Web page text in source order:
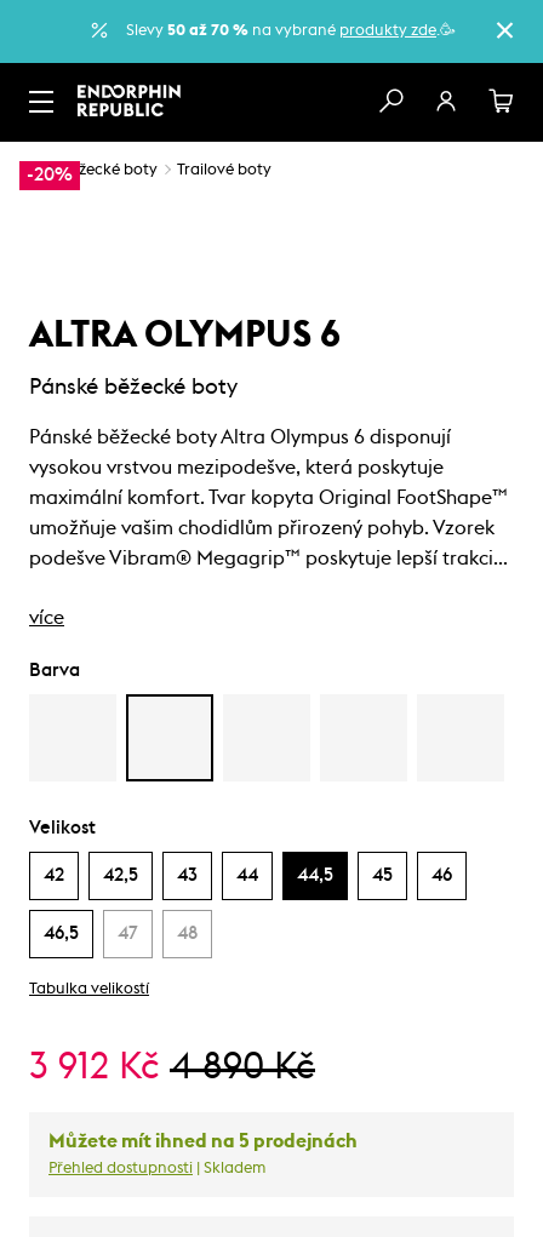
Slevy 50 až 70 % na vybrané produkty zde.🥳
-20%
… Běžecké boty Trailové boty
ALTRA OLYMPUS 6
Pánské běžecké boty
Pánské běžecké boty Altra Olympus 6 disponují
vysokou vrstvou mezipodešve, která poskytuje
maximální komfort. Tvar kopyta Original FootShape™
umožňuje vašim chodidlům přirozený pohyb. Vzorek
podešve Vibram® Megagrip™ poskytuje lepší trakci…
více
Barva
Velikost
42 42,5 43 44 44,5 45 46
46,5 47 48
Tabulka velikostí
3 912 Kč 4 890 Kč
Můžete mít ihned na 5 prodejnách
Přehled dostupnosti | Skladem